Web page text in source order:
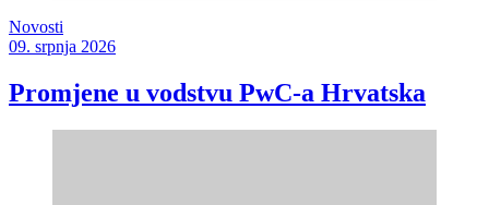
Novosti
09. srpnja 2026
Promjene u vodstvu PwC-a Hrvatska